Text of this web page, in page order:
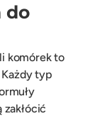
do
komórek to
Każdy typ